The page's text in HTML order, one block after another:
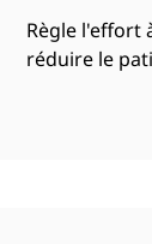
Règle l'effort
réduire le